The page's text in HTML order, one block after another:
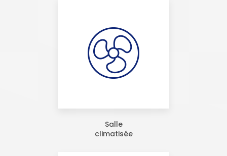
Salle
climatisée